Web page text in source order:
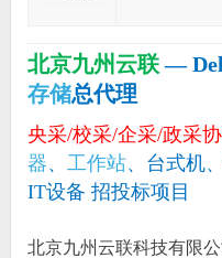
北京九州云联—
存储总代理
央采/校采/企采/政采
器、 工作站、台式机
IT设备 招投标项目
北京九州云联科技有限